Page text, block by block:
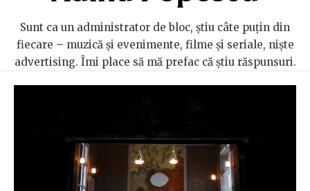
Sunt ca un administrator de bloc, știu câte puțin din
fiecare – muzică și evenimente, filme și seriale, niște
advertising. Îmi place să mă prefac că știu răspunsuri.